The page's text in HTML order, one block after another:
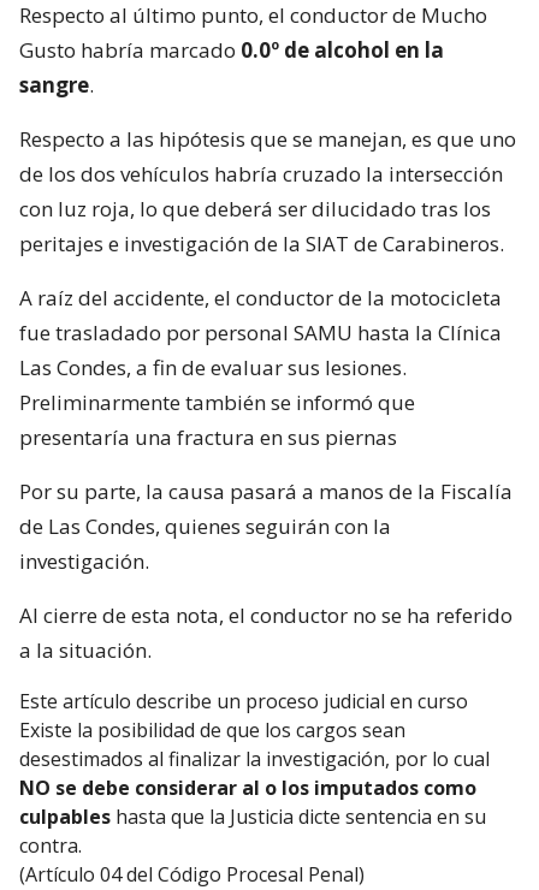
Respecto al último punto, el conductor de Mucho
Gusto habría marcado 0.0º de alcohol en la
sangre.
Respecto a las hipótesis que se manejan, es que uno
de los dos vehículos habría cruzado la intersección
con luz roja, lo que deberá ser dilucidado tras los
peritajes e investigación de la SIAT de Carabineros.
A raíz del accidente, el conductor de la motocicleta
fue trasladado por personal SAMU hasta la Clínica
Las Condes, a fin de evaluar sus lesiones.
Preliminarmente también se informó que
presentaría una fractura en sus piernas
Por su parte, la causa pasará a manos de la Fiscalía
de Las Condes, quienes seguirán con la
investigación.
Al cierre de esta nota, el conductor no se ha referido
a la situación.
Este artículo describe un proceso judicial en curso
Existe la posibilidad de que los cargos sean
desestimados al finalizar la investigación, por lo cual
NO se debe considerar al o los imputados como
culpables hasta que la Justicia dicte sentencia en su
contra.
(Artículo 04 del Código Procesal Penal)